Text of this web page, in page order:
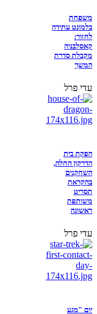
משפחת
בלמונט עתידה
לחזור:
קאסלבניה
מקבלת סדרת
המשך
עדי פרל
הפקת בית
הדרקון החלה,
השחקנים
בהקראת
תסריט
משותפת
ראשונה
עדי פרל
יום "מגע